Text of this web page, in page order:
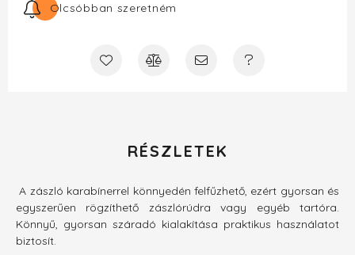
Olcsóbban szeretném
RÉSZLETEK
A zászló karabínerrel könnyedén felfűzhető, ezért gyorsan és
egyszerűen rögzíthető zászlórúdra vagy egyéb tartóra.
Könnyű, gyorsan száradó kialakítása praktikus használatot
biztosít.